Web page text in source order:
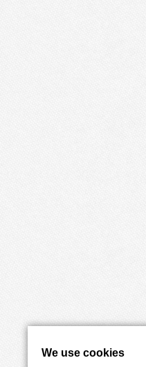
We use cookies